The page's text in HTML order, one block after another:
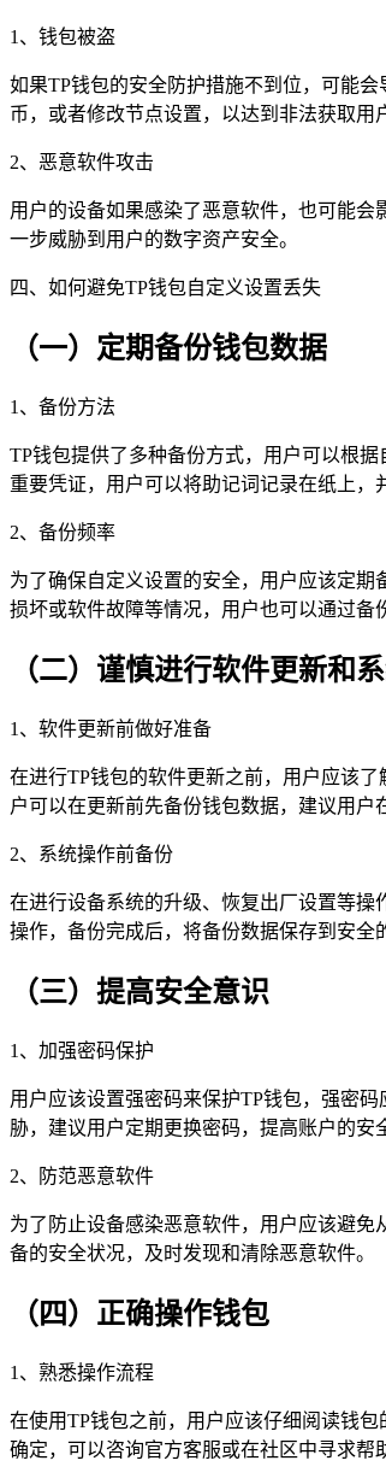
1、钱包被盗
如果TP钱包的安全防护措施不到位，可能
币，或者修改节点设置，以达到非法获取用
2、恶意软件攻击
用户的设备如果感染了恶意软件，也可能
一步威胁到用户的数字资产安全。
四、如何避免TP钱包自定义设置丢失
（一）定期备份钱包数据
1、备份方法
TP钱包提供了多种备份方式，用户可以根
重要凭证，用户可以将助记词记录在纸上，
2、备份频率
为了确保自定义设置的安全，用户应该定期
损坏或软件故障等情况，用户也可以通过备
（二）谨慎进行软件更新和
1、软件更新前做好准备
在进行TP钱包的软件更新之前，用户应该
户可以在更新前先备份钱包数据，建议用户
2、系统操作前备份
在进行设备系统的升级、恢复出厂设置等
操作，备份完成后，将备份数据保存到安全
（三）提高安全意识
1、加强密码保护
用户应该设置强密码来保护TP钱包，强密
胁，建议用户定期更换密码，提高账户的安
2、防范恶意软件
为了防止设备感染恶意软件，用户应该避
备的安全状况，及时发现和清除恶意软件。
（四）正确操作钱包
1、熟悉操作流程
在使用TP钱包之前，用户应该仔细阅读钱
确定，可以咨询官方客服或在社区中寻求帮